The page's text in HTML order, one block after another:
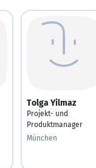
Tolga Yilmaz
Projekt- und
Produktmanager
München